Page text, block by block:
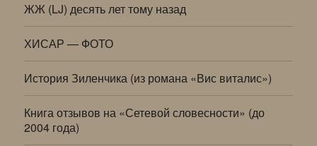
ЖЖ (LJ) десять лет тому назад
ХИСАР — ФОТО
История Зиленчика (из романа «Вис виталис»)
Книга отзывов на «Сетевой словесности» (до
2004 года)